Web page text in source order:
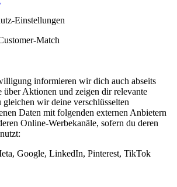
Einstellungen
Match
informieren wir dich auch abseits
über Aktionen und zeigen dir relevante
wir deine verschlüsselten
Daten mit folgenden externen Anbietern
Online-Werbekanäle, sofern du deren
Google, LinkedIn, Pinterest, TikTok